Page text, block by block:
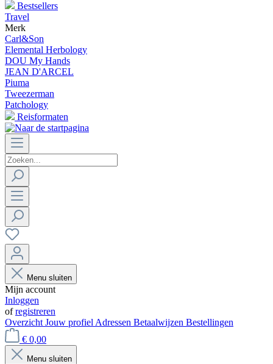
Bestsellers
Travel
Merk
Carl&Son
Elemental Herbology
DOU My Hands
JEAN D'ARCEL
Piuma
Tweezerman
Patchology
Reisformaten
Menu sluiten
Mijn account
Inloggen
ofregistreren
Overzicht Jouw profiel Adressen Betaalwijzen Bestellingen
€ 0,00
Menu sluiten